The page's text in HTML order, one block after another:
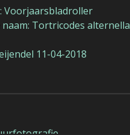
Voorjaarsbladroller
Tortricodes alternella
11-04-2018